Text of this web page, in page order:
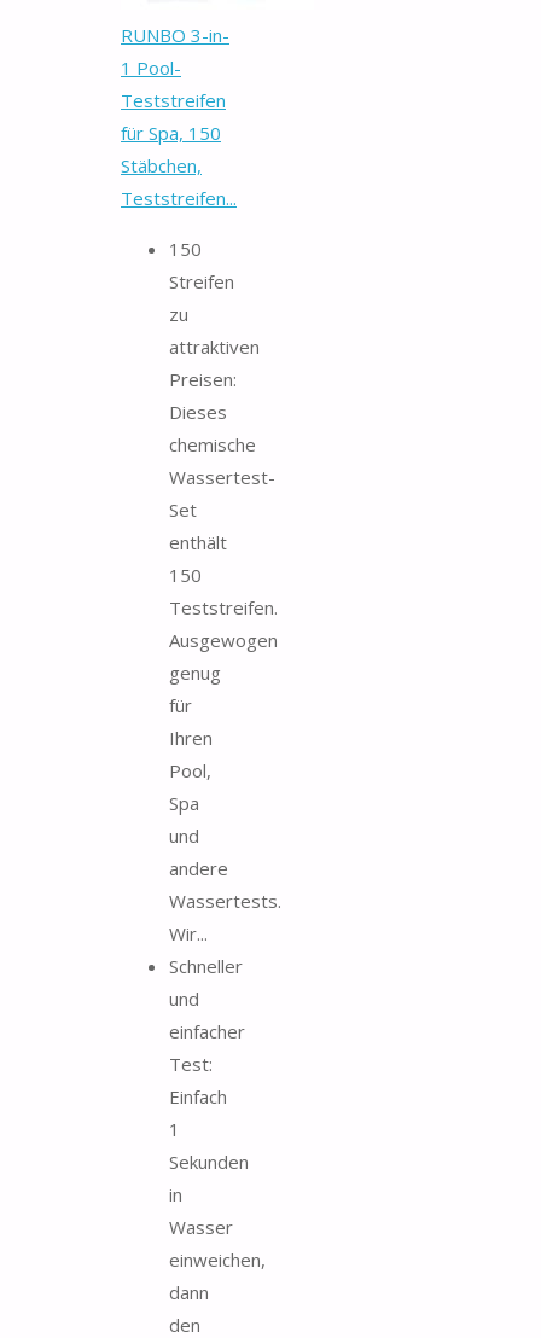
RUNBO 3-in-
1 Pool-
Teststreifen
für Spa, 150
Stäbchen,
Teststreifen...
150
Streifen
zu
attraktiven
Preisen:
Dieses
chemische
Wassertest-
Set
enthält
150
Teststreifen.
Ausgewogen
genug
für
Ihren
Pool,
Spa
und
andere
Wassertests.
Wir...
Schneller
und
einfacher
Test:
Einfach
1
Sekunden
in
Wasser
einweichen,
dann
den